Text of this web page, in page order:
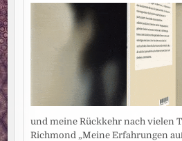
und meine Rückkehr nach vielen
Richmond „Meine Erfahrungen